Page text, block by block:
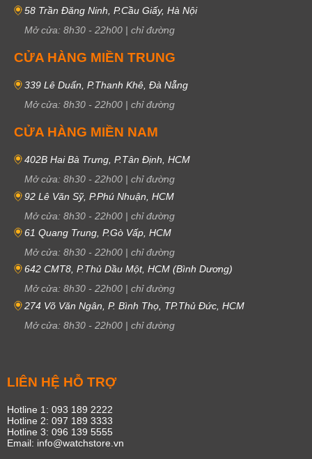
58 Trần Đăng Ninh, P.Cầu Giấy, Hà Nội
Mở cửa: 8h30 - 22h00 | chỉ đường
CỬA HÀNG MIỀN TRUNG
339 Lê Duẩn, P.Thanh Khê, Đà Nẵng
Mở cửa: 8h30 - 22h00 | chỉ đường
CỬA HÀNG MIỀN NAM
402B Hai Bà Trưng, P.Tân Định, HCM
Mở cửa: 8h30 - 22h00 | chỉ đường
92 Lê Văn Sỹ, P.Phú Nhuận, HCM
Mở cửa: 8h30 - 22h00 | chỉ đường
61 Quang Trung, P.Gò Vấp, HCM
Mở cửa: 8h30 - 22h00 | chỉ đường
642 CMT8, P.Thủ Dầu Một, HCM (Bình Dương)
Mở cửa: 8h30 - 22h00 | chỉ đường
274 Võ Văn Ngân, P. Bình Thọ, TP.Thủ Đức, HCM
Mở cửa: 8h30 - 22h00 | chỉ đường
LIÊN HỆ HỖ TRỢ
Hotline 1: 093 189 2222
Hotline 2: 097 189 3333
Hotline 3: 096 139 5555
Email: info@watchstore.vn